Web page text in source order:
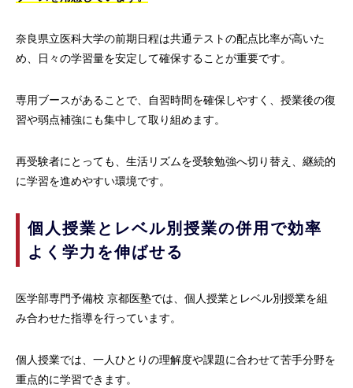
奈良県立医科大学の前期日程は共通テストの配点比率が高いた
め、日々の学習量を安定して確保することが重要です。
専用ブースがあることで、自習時間を確保しやすく、授業後の復
習や弱点補強にも集中して取り組めます。
再受験者にとっても、生活リズムを受験勉強へ切り替え、継続的
に学習を進めやすい環境です。
個人授業とレベル別授業の併用で効率
よく学力を伸ばせる
医学部専門予備校 京都医塾では、個人授業とレベル別授業を組
み合わせた指導を行っています。
個人授業では、一人ひとりの理解度や課題に合わせて苦手分野を
重点的に学習できます。